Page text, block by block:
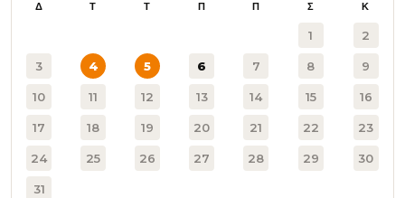
Δ Τ Τ Π Π Σ Κ
1 2
3 4 5 6 7 8 9
10 11 12 13 14 15 16
17 18 19 20 21 22 23
24 25 26 27 28 29 30
31